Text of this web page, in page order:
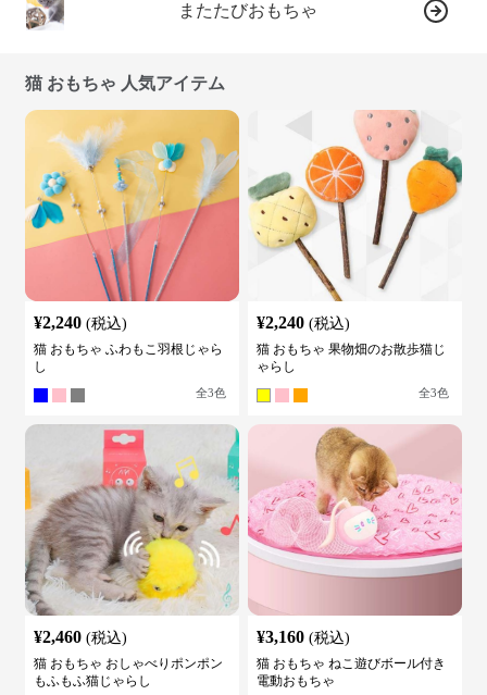
またたびおもちゃ
猫 おもちゃ 人気アイテム
¥2,240 (税込)
猫 おもちゃ ふわもこ羽根じゃら
し
全3色
¥2,240 (税込)
猫 おもちゃ 果物畑のお散歩猫じ
ゃらし
全3色
¥2,460 (税込)
猫 おもちゃ おしゃべりポンポン
もふもふ猫じゃらし
¥3,160 (税込)
猫 おもちゃ ねこ遊びボール付き
電動おもちゃ